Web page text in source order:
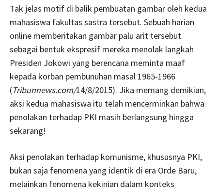
Tak jelas motif di balik pembuatan gambar oleh kedua
mahasiswa fakultas sastra tersebut. Sebuah harian
online memberitakan gambar palu arit tersebut
sebagai bentuk ekspresif mereka menolak langkah
Presiden Jokowi yang berencana meminta maaf
kepada korban pembunuhan masal 1965-1966
(Tribunnews.com/14/8/2015). Jika memang demikian,
aksi kedua mahasiswa itu telah mencerminkan bahwa
penolakan terhadap PKI masih berlangsung hingga
sekarang!
Aksi penolakan terhadap komunisme, khususnya PKI,
bukan saja fenomena yang identik di era Orde Baru,
melainkan fenomena kekinian dalam konteks